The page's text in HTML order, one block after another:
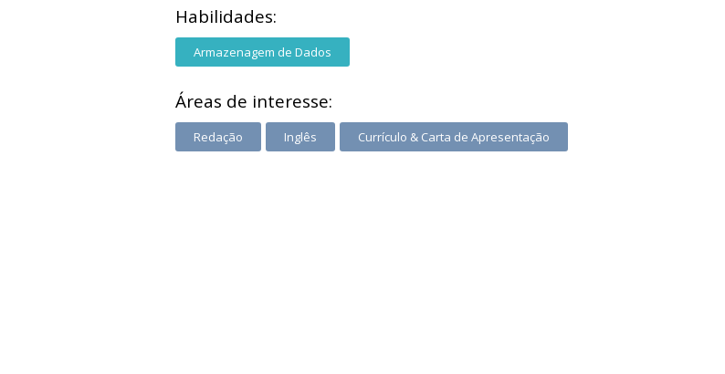
Habilidades:
Armazenagem de Dados
Áreas de interesse:
Redação Inglês Currículo & Carta de Apresentação